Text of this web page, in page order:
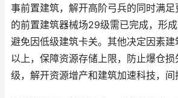
事前置建筑，解开高阶弓兵的同时满
的前置建筑器械场29级需已完成，形成
避免因低级建筑卡关。其他决定因素
以上，保障资源存储上限，防止爆仓
级，解开资源增产和建筑加速科技，间